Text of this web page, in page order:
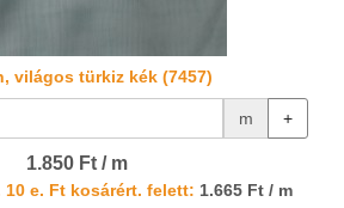
világos türkiz kék (7457)
m +
1.850 Ft / m
10 e. Ft kosárért. felett: 1.665 Ft / m